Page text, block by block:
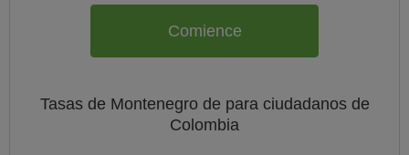
Comience
Tasas de Montenegro de para ciudadanos de
Colombia